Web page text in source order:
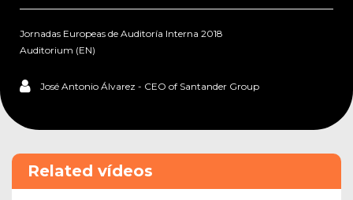
Jornadas Europeas de Auditoría Interna 2018
Auditorium (EN)
José Antonio Álvarez - CEO of Santander Group
Related vídeos